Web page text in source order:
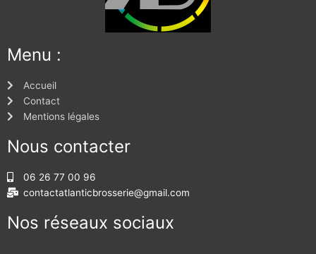
Menu :
Accueil
Contact
Mentions légales
Nous contacter
06 26 77 00 96
contactatlanticbrosserie@gmail.com
Nos réseaux sociaux